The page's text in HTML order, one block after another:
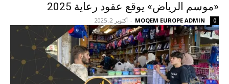
«موسم الرياض» يوقع عقود رعاية 2025
MOQEM EUROPE ADMIN
- أكتوبر 2, 2025 0